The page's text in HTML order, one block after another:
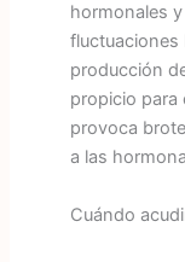
hormonales
fluctuaciones
producción
propicio para
provoca
a las
Cuándo